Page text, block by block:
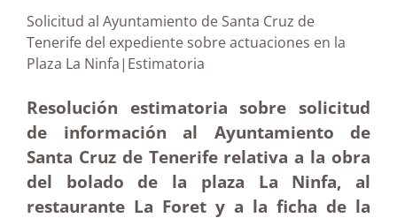
Solicitud al Ayuntamiento de Santa Cruz de
Tenerife del expediente sobre actuaciones en la
Plaza La Ninfa|Estimatoria
Resolución estimatoria sobre solicitud
de información al Ayuntamiento de
Santa Cruz de Tenerife relativa a la obra
del bolado de la plaza La Ninfa, al
restaurante La Foret y a la ficha de la